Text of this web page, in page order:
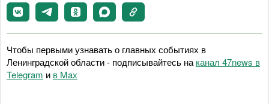
Чтобы первыми узнавать о главных событиях в
Ленинградской области - подписывайтесь на канал 47news в
Telegram и в Maх